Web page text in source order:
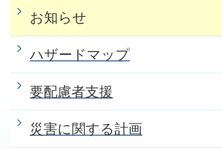
お知らせ
ハザードマップ
要配慮者支援
災害に関する計画